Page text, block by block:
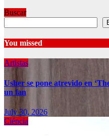
Buscar
You missed
Artistas
Usher se pone atrevido en
un fan
July 30, 2026
Ciéncia